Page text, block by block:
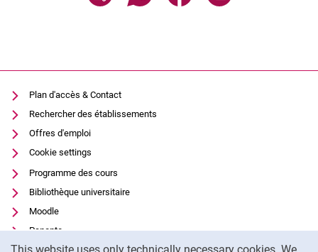
Plan d'accès & Contact
Rechercher des établissements
Offres d'emploi
Cookie settings
Programme des cours
Bibliothèque universitaire
Moodle
Panopto